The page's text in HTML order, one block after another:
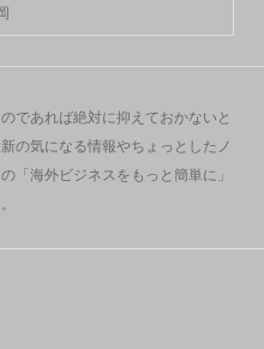
であれば絶対に抑えておかないと
の気になる情報やちょっとしたノ
「海外ビジネスをもっと簡単に」